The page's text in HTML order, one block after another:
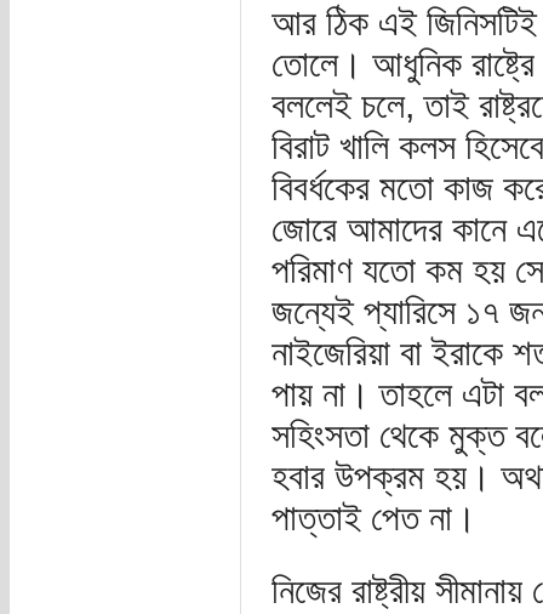
আর ঠিক এই জিনিসটিই
তোলে। আধুনিক
বললেই চলে, তাই
বিরাট খালি কলস
বিবর্ধকের মতো কাজ
জোরে আমাদের কানে
পরিমাণ যতো কম হয়
জন্যেই প্যারিসে ১৭
নাইজেরিয়া বা ইরাকে
পায় না। তাহলে এটা
সহিংসতা থেকে মুক্ত
হবার উপক্রম হয়।
পাত্তাই পেত না।
নিজের রাষ্ট্রীয়